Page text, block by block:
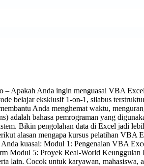
Apakah Anda ingin menguasai VBA
belajar eksklusif 1-on-1, silabus
Anda menghemat waktu,
bahasa pemrograman yang
Bikin pengolahan data di Excel jadi
alasan mengapa kursus pelatihan VBA
kuasai: Modul 1: Pengenalan VBA
Modul 5: Proyek Real-World
lain. Cocok untuk karyawan, mahasiswa,